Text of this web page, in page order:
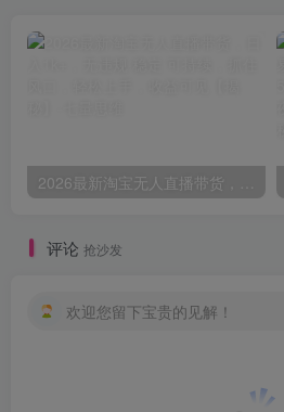
评论 抢沙发
欢迎您留下宝贵的见解！